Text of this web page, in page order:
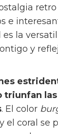
e
la
y
triunfan
. El color
el coral se